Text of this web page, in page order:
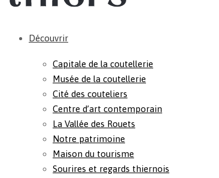
Découvrir
Capitale de la coutellerie
Musée de la coutellerie
Cité des couteliers
Centre d’art contemporain
La Vallée des Rouets
Notre patrimoine
Maison du tourisme
Sourires et regards thiernois